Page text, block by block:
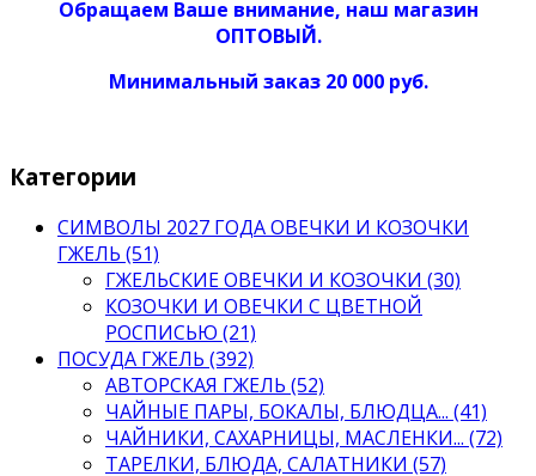
Обращаем Ваше внимание, наш магазин
ОПТОВЫЙ.
Минимальный заказ 20 000 руб.
Категории
СИМВОЛЫ 2027 ГОДА ОВЕЧКИ И КОЗОЧКИ
ГЖЕЛЬ (51)
ГЖЕЛЬСКИЕ ОВЕЧКИ И КОЗОЧКИ (30)
КОЗОЧКИ И ОВЕЧКИ С ЦВЕТНОЙ
РОСПИСЬЮ (21)
ПОСУДА ГЖЕЛЬ (392)
АВТОРСКАЯ ГЖЕЛЬ (52)
ЧАЙНЫЕ ПАРЫ, БОКАЛЫ, БЛЮДЦА... (41)
ЧАЙНИКИ, САХАРНИЦЫ, МАСЛЕНКИ... (72)
ТАРЕЛКИ, БЛЮДА, САЛАТНИКИ (57)